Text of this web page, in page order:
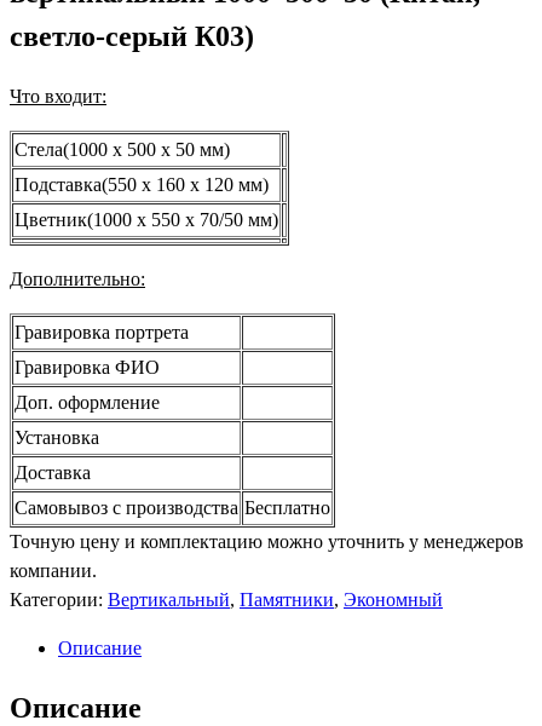
светло-серый К03)
Что входит:
Стела(1000 x 500 x 50 мм)
Подставка(550 x 160 x 120 мм)
Цветник(1000 x 550 x 70/50 мм)
Дополнительно:
Гравировка портрета
Гравировка ФИО
Доп. оформление
Установка
Доставка
Самовывоз с производства Бесплатно
Точную цену и комплектацию можно уточнить у менеджеров
компании.
Категории: Вертикальный, Памятники, Экономный
Описание
Описание